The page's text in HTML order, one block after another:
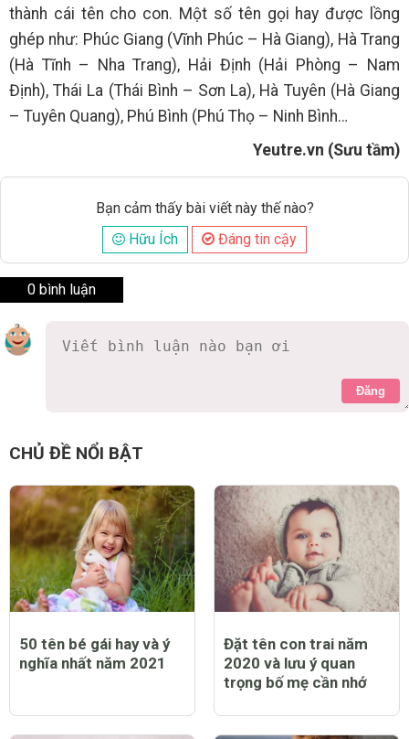
thành cái tên cho con. Một số tên gọi hay được lồng
ghép như: Phúc Giang (Vĩnh Phúc – Hà Giang), Hà Trang
(Hà Tĩnh – Nha Trang), Hải Định (Hải Phòng – Nam
Định), Thái La (Thái Bình – Sơn La), Hà Tuyên (Hà Giang
– Tuyên Quang), Phú Bình (Phú Thọ – Ninh Bình…
Yeutre.vn (Sưu tầm)
Bạn cảm thấy bài viết này thế nào?
Hữu Ích
Đáng tin cậy
0 bình luận
Đăng
CHỦ ĐỀ NỔI BẬT
50 tên bé gái hay và ý
nghĩa nhất năm 2021
Đặt tên con trai năm
2020 và lưu ý quan
trọng bố mẹ cần nhớ